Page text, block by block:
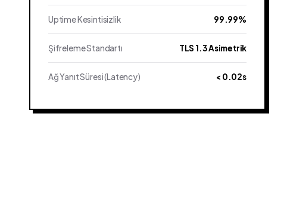
Uptime Kesintisizlik 99.99%
Şifreleme Standartı TLS 1.3 Asimetrik
Ağ Yanıt Süresi (Latency) < 0.02s